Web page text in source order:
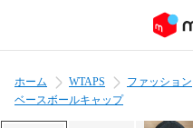
ホーム WTAPS ファッション
ベースボールキャップ